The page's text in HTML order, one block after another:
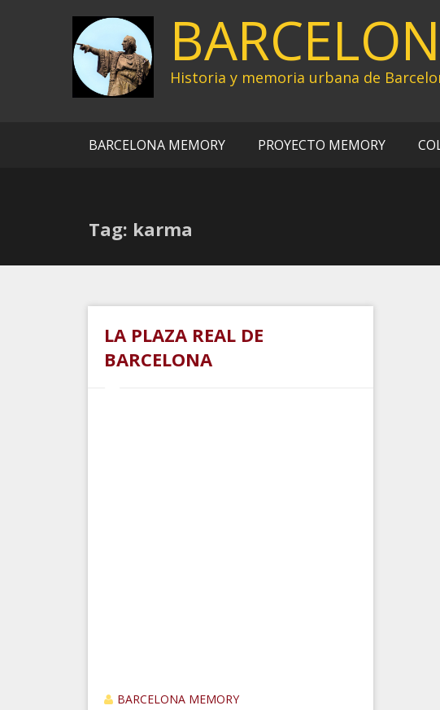
Historia y memoria urbana de
BARCELONA MEMORY PROYECTO MEMORY
Tag: karma
LA PLAZA REAL DE
BARCELONA
BARCELONA MEMORY